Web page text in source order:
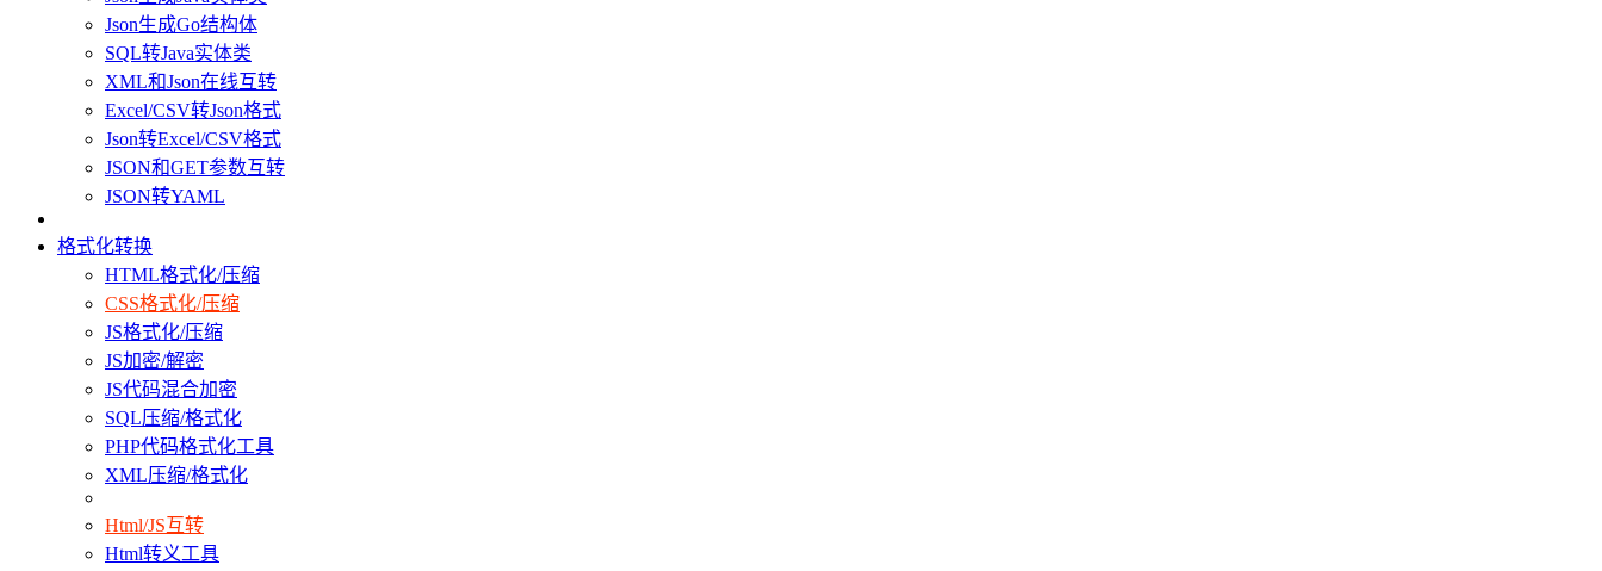
Json生成Go结构体
SQL转Java实体类
XML和Json在线互转
Excel/CSV转Json格式
Json转Excel/CSV格式
JSON和GET参数互转
JSON转YAML
格式化转换
HTML格式化/压缩
CSS格式化/压缩
JS格式化/压缩
JS加密/解密
JS代码混合加密
SQL压缩/格式化
PHP代码格式化工具
XML压缩/格式化
Html/JS互转
Html转义工具